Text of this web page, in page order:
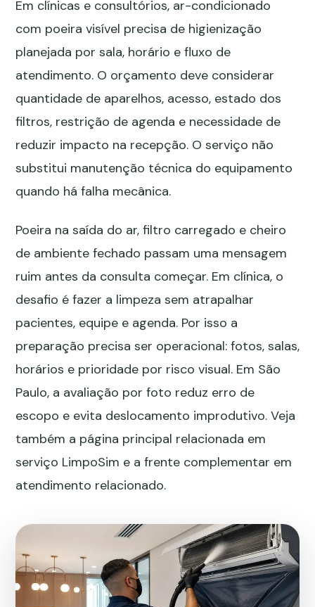
Em clínicas e consultórios, ar-condicionado
com poeira visível precisa de higienização
planejada por sala, horário e fluxo de
atendimento. O orçamento deve considerar
quantidade de aparelhos, acesso, estado dos
filtros, restrição de agenda e necessidade de
reduzir impacto na recepção. O serviço não
substitui manutenção técnica do equipamento
quando há falha mecânica.
Poeira na saída do ar, filtro carregado e cheiro
de ambiente fechado passam uma mensagem
ruim antes da consulta começar. Em clínica, o
desafio é fazer a limpeza sem atrapalhar
pacientes, equipe e agenda. Por isso a
preparação precisa ser operacional: fotos, salas,
horários e prioridade por risco visual. Em São
Paulo, a avaliação por foto reduz erro de
escopo e evita deslocamento improdutivo. Veja
também a página principal relacionada em
serviço LimpoSim e a frente complementar em
atendimento relacionado.